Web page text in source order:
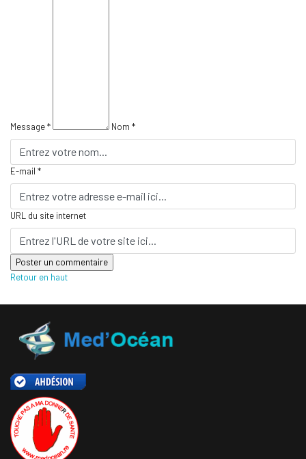
Message * Nom *
E-mail *
URL du site internet
Retour en haut